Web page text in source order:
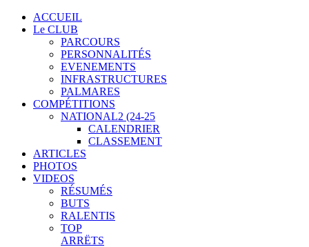
ACCUEIL
Le CLUB
PARCOURS
PERSONNALITÉS
EVENEMENTS
INFRASTRUCTURES
PALMARES
COMPÉTITIONS
NATIONAL2 (24-25
CALENDRIER
CLASSEMENT
ARTICLES
PHOTOS
VIDEOS
RÉSUMÉS
BUTS
RALENTIS
TOP
ARRËTS